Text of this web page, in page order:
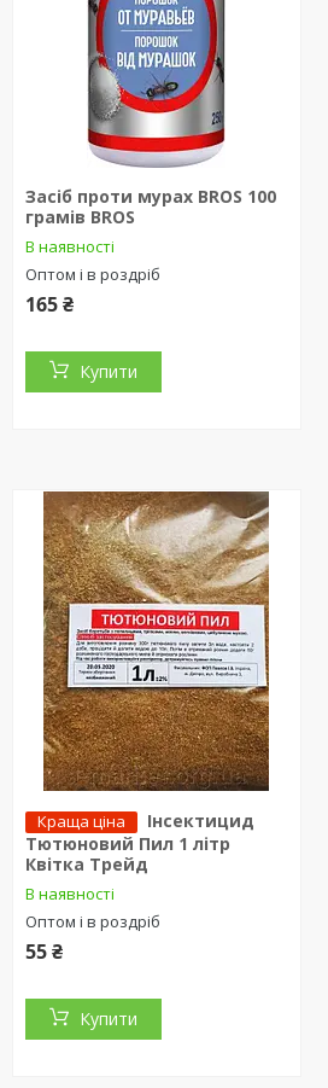
Засіб проти мурах BROS 100
грамів BROS
В наявності
Оптом і в роздріб
165 ₴
Купити
Краща ціна
Інсектицид
Тютюновий Пил 1 літр
Квітка Трейд
В наявності
Оптом і в роздріб
55 ₴
Купити